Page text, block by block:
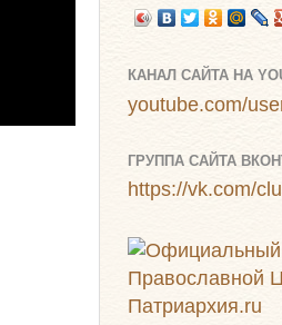
КАНАЛ САЙТА НА
youtube.com/
ГРУППА САЙТА
https://vk.com/